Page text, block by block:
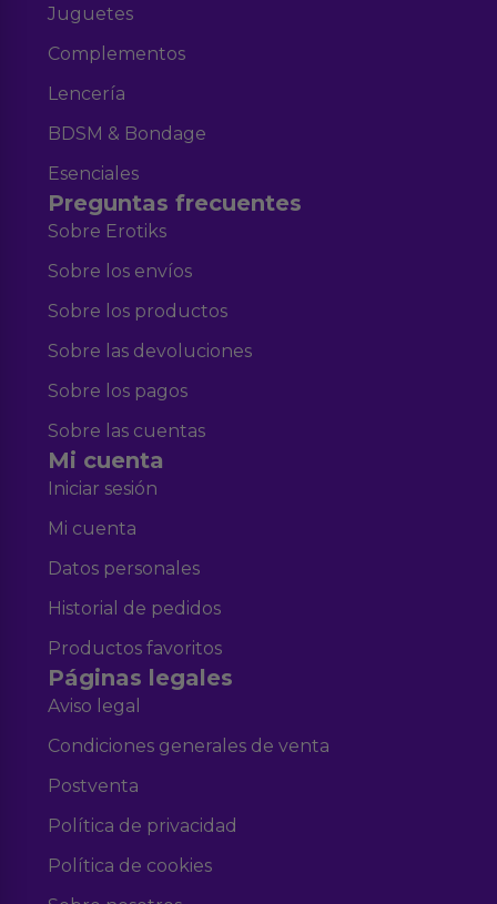
Juguetes
Complementos
Lencería
BDSM & Bondage
Esenciales
Preguntas frecuentes
Sobre Erotiks
Sobre los envíos
Sobre los productos
Sobre las devoluciones
Sobre los pagos
Sobre las cuentas
Mi cuenta
Iniciar sesión
Mi cuenta
Datos personales
Historial de pedidos
Productos favoritos
Páginas legales
Aviso legal
Condiciones generales de venta
Postventa
Política de privacidad
Política de cookies